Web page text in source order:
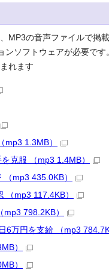
MP3の音声ファイルで掲載
ソフトウェアが必要です
まれます
1.3MB）
克服 （mp3 1.4MB）
mp3 435.0KB）
mp3 117.4KB）
798.2KB）
円を支給 （mp3
）
）